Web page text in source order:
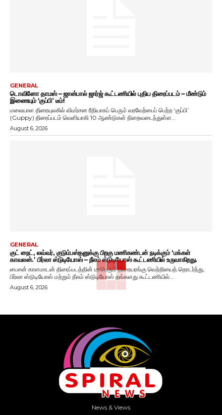
GENERAL
டொவினோ தாமஸ் – ஜான்பால் ஜார்ஜ் கூட்டணியில் புதிய திரைப்படம் – மீண்டும்
இணையும் ‘குப்பி’ டீம்!
மலையாள திரையுலகில் விமர்சன ரீதியாகப் பெரும் வரவேற்பைப் பெற்ற ‘குப்பி’
(Guppy) திரைப்படம் வெளியாகி 10 ஆண்டுகள் நிறைவடைந்துள்ள...
August 6, 2026
GENERAL
குட் நைட், லவ்வர், குடும்பஸ்தனுக்கு பிறகு மணிகண்டன் நடிக்கும் ‘மக்கள்
காவலன்.’ பிர்லா ஸ்டுடியோஸ் – நீலம் ஸ்டுடியோஸ் கூட்டணியில் உருவாகிறது.
பைசன் காளமாடன் திரைப்படத்தின் மாபெரும் திரையரங்கு வெற்றியைத் தொடர்ந்து,
பிர்லா ஸ்டுடியோஸ் மற்றும் நீலம் ஸ்டுடியோஸ் தங்களது கூட்டணியில்...
August 6, 2026
News & Views